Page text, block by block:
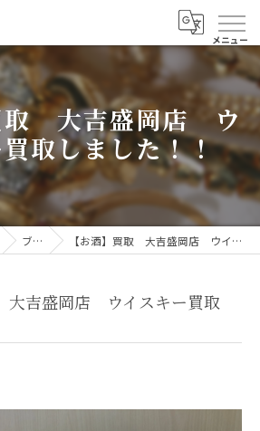
取 大吉盛岡店 ウ
取しました！！
ブログ 【お酒】買取 大吉盛岡店 ウイスキー買取しました！！
大吉盛岡店 ウイスキー買取